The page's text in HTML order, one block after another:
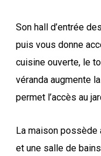
Son hall d’entrée
puis vous donne
cuisine ouverte, le
véranda augmente
permet l’accès au
La maison possède
et une salle de